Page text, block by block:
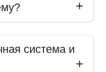
система и